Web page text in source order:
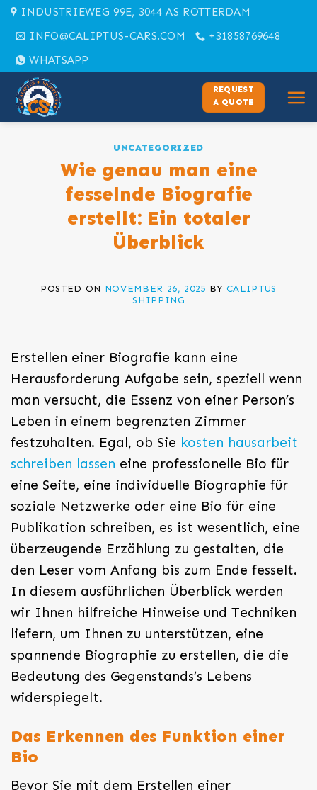
Skip
content
INDUSTRIEWEG 99E, 3044 AS ROTTERDAM
INFO@CALIPTUS-CARS.COM
+31858769648
WHATSAPP
REQUEST
A QUOTE
UNCATEGORIZED
Wie genau man eine
fesselnde Biografie
erstellt: Ein totaler
Überblick
POSTED ON NOVEMBER 26, 2025 BY CALIPTUS
SHIPPING
Erstellen einer Biografie kann eine
Herausforderung Aufgabe sein, speziell wenn
man versucht, die Essenz von einer Person’s
Leben in einem begrenzten Zimmer
festzuhalten. Egal, ob Sie kosten hausarbeit
schreiben lassen eine professionelle Bio für
eine Seite, eine individuelle Biographie für
soziale Netzwerke oder eine Bio für eine
Publikation schreiben, es ist wesentlich, eine
überzeugende Erzählung zu gestalten, die
den Leser vom Anfang bis zum Ende fesselt.
In diesem ausführlichen Überblick werden
wir Ihnen hilfreiche Hinweise und Techniken
liefern, um Ihnen zu unterstützen, eine
spannende Biographie zu erstellen, die die
Bedeutung des Gegenstands’s Lebens
widerspiegelt.
Das Erkennen des Funktion einer
Bio
Bevor Sie mit dem Erstellen einer